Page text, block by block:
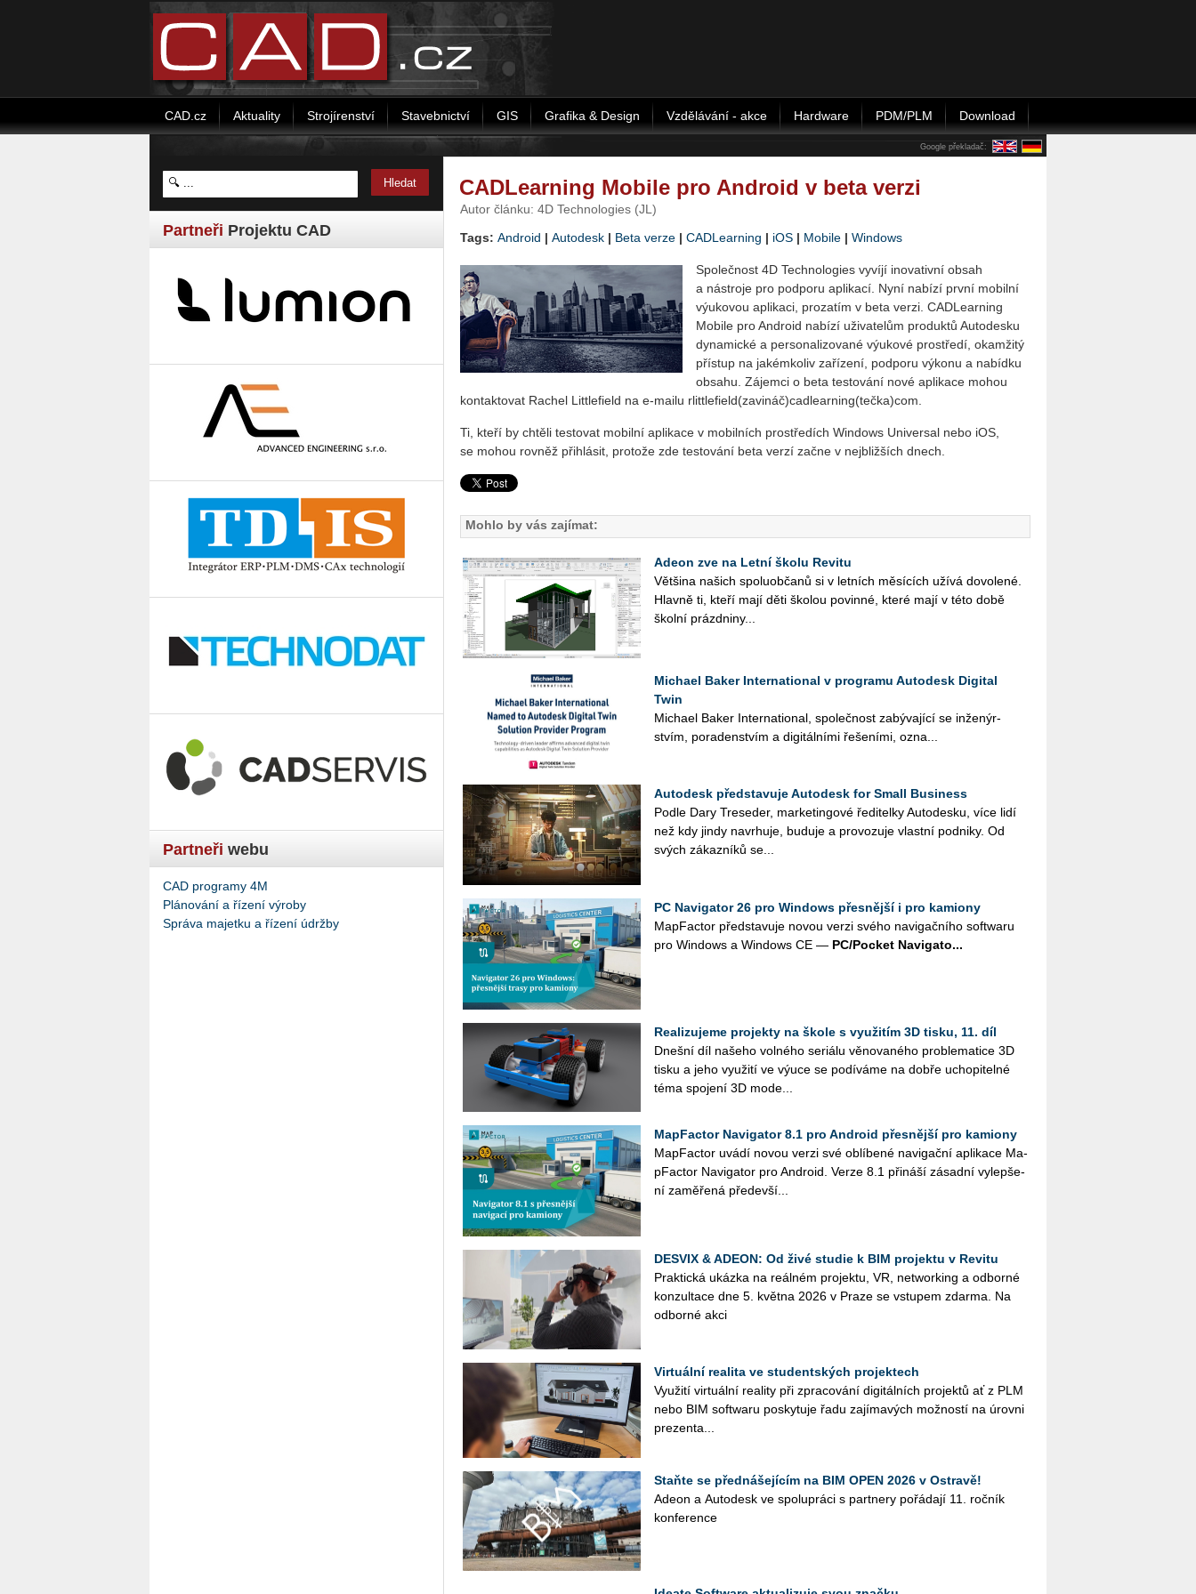
CAD.cz Aktuality Strojírenství Stavebnictví GIS Grafika & Design Vzdělávání - akce Hardware PDM/PLM Download
Google překladač:
Partneři Projektu CAD
Partneři webu
CAD programy 4M
Plánování a řízení výroby
Správa majetku a řízení údržby
CADLearning Mobile pro Android v beta verzi
Autor článku: 4D Technologies (JL)
Tags: Android | Autodesk | Beta verze | CADLearning | iOS | Mobile | Windows
Společnost 4D Technologies vyvíjí inovativní obsah
a nástroje pro podporu aplikací. Nyní nabízí první mobilní
výukovou aplikaci, prozatím v beta verzi. CADLearning
Mobile pro Android nabízí uživatelům produktů Autodesku
dynamické a personalizované výukové prostředí, okamžitý
přístup na jakémkoliv zařízení, podporu výkonu a nabídku
obsahu. Zájemci o beta testování nové aplikace mohou
kontaktovat Rachel Littlefield na e-mailu rlittlefield(zavináč)cadlearning(tečka)com.
Ti, kteří by chtěli testovat mobilní aplikace v mobilních prostředích Windows Universal nebo iOS,
se mohou rovněž přihlásit, protože zde testování beta verzí začne v nejbližších dnech.
Mohlo by vás zajímat:
Adeon zve na Letní školu Revitu
Vět­ši­na na­šich spo­lu­ob­ča­nů si v let­ních mě­sí­cích užívá do­vo­le­né.
Hlav­ně ti, kteří mají děti ško­lou po­vin­né, které mají v této době
škol­ní prázd­ni­ny...
Michael Baker International v programu Autodesk Digital
Twin
Mi­cha­el Baker In­ter­nati­o­nal, spo­leč­nost za­bý­va­jí­cí se in­že­nýr­
stvím, po­ra­den­stvím a di­gi­tál­ní­mi ře­še­ní­mi, ozna...
Autodesk představuje Autodesk for Small Business
Podle Dary Tre­se­der, mar­ke­tingo­vé ře­di­tel­ky Au­to­de­s­ku, více lidí
než kdy jindy na­vr­hu­je, bu­du­je a pro­vo­zu­je vlast­ní pod­ni­ky. Od
svých zá­kaz­ní­ků se...
PC Navigator 26 pro Windows přesnější i pro kamiony
Map­Fac­tor před­sta­vu­je novou verzi svého na­vi­gač­ní­ho soft­wa­ru
pro Win­dows a Win­dows CE — PC/Po­cket Na­vi­ga­to...
Realizujeme projekty na škole s využitím 3D tisku, 11. díl
Dneš­ní díl na­še­ho vol­né­ho se­ri­á­lu vě­no­va­né­ho pro­ble­ma­ti­ce 3D
tisku a jeho vy­u­ži­tí ve výuce se po­dí­vá­me na dobře ucho­pi­tel­né
téma spo­je­ní 3D mo­de...
MapFactor Navigator 8.1 pro Android přesnější pro kamiony
Ma­p­Fac­tor uvádí novou verzi své ob­lí­be­né na­vi­gač­ní apli­ka­ce Ma­
p­Fac­tor Na­vi­ga­tor pro An­dro­id. Verze 8.1 při­ná­ší zá­sad­ní vy­lep­še­
ní za­mě­ře­ná pře­de­vší...
DESVIX & ADEON: Od živé studie k BIM projektu v Revitu
Prak­tic­ká ukáz­ka na re­ál­ném pro­jek­tu, VR, ne­twor­king a od­bor­né
kon­zul­ta­ce dne 5. květ­na 2026 v Praze se vstu­pem zdar­ma. Na
od­bor­né akci
Virtuální realita ve studentských projektech
Vy­u­ži­tí vir­tu­ál­ní re­a­li­ty při zpra­co­vá­ní di­gi­tál­ních pro­jek­tů ať z PLM
nebo BIM soft­waru po­sky­tu­je řadu za­jí­ma­vých mož­nos­tí na úrov­ni
pre­zen­ta­...
Staňte se přednášejícím na BIM OPEN 2026 v Ostravě!
Adeon a Au­to­de­sk ve spo­lu­prá­ci s part­ne­ry po­řá­da­jí 11. roč­ník
kon­fe­ren­ce